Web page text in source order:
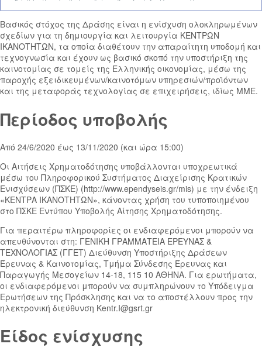
Βασικός στόχος της Δράσης είναι η ενίσχυση ολοκληρωμένων
σχεδίων για τη δημιουργία και λειτουργία ΚΕΝΤΡΩΝ
ΙΚΑΝΟΤΗΤΩΝ, τα οποία διαθέτουν την απαραίτητη υποδομή και
τεχνογνωσία και έχουν ως βασικό σκοπό την υποστήριξη της
καινοτομίας σε τομείς της Ελληνικής οικονομίας, μέσω της
παροχής εξειδικευμένων/καινοτόμων υπηρεσιών/προϊόντων
και της μεταφοράς τεχνολογίας σε επιχειρήσεις, ιδίως ΜΜΕ.
Περίοδος υποβολής
Από 24/6/2020 έως 13/11/2020 (και ώρα 15:00)
Οι Αιτήσεις Χρηματοδότησης υποβάλλονται υποχρεωτικά
μέσω του Πληροφορικού Συστήματος Διαχείρισης Κρατικών
Ενισχύσεων (ΠΣΚΕ) (http://www.ependyseis.gr/mis) με την ένδειξη
«ΚΕΝΤΡΑ ΙΚΑΝΟΤΗΤΩΝ», κάνοντας χρήση του τυποποιημένου
στο ΠΣΚΕ Εντύπου Υποβολής Αίτησης Χρηματοδότησης.
Για περαιτέρω πληροφορίες οι ενδιαφερόμενοι μπορούν να
απευθύνονται στη: ΓΕΝΙΚΗ ΓΡΑΜΜΑΤΕΙΑ ΕΡΕΥΝΑΣ &
ΤΕΧΝΟΛΟΓΙΑΣ (ΓΓΕΤ) Διεύθυνση Υποστήριξης Δράσεων
Έρευνας & Καινοτομίας, Τμήμα Σύνδεσης Έρευνας και
Παραγωγής Μεσογείων 14-18, 115 10 ΑΘΗΝΑ. Για ερωτήματα,
οι ενδιαφερόμενοι μπορούν να συμπληρώνουν το Υπόδειγμα
Ερωτήσεων της Πρόσκλησης και να το αποστέλλουν προς την
ηλεκτρονική διεύθυνση Kentr.I@gsrt.gr
Είδος ενίσχυσης